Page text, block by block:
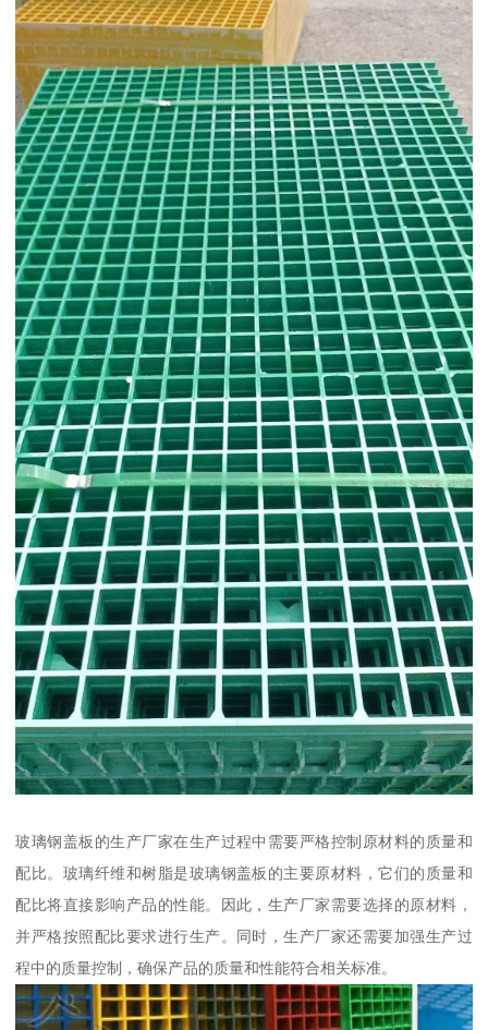
玻璃钢盖板的生产厂家在生产过程中需要严格控制原材料的质量和
配比。玻璃纤维和树脂是玻璃钢盖板的主要原材料，它们的质量和
配比将直接影响产品的性能。因此，生产厂家需要选择的原材料，
并严格按照配比要求进行生产。同时，生产厂家还需要加强生产过
程中的质量控制，确保产品的质量和性能符合相关标准。